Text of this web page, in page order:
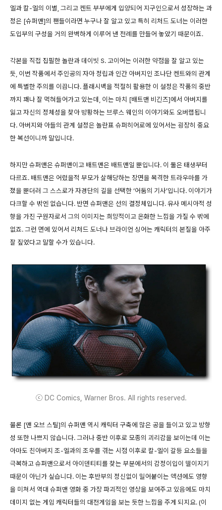
엘과 칼-엘의 이별, 그리고 켄트 부부에게 입양되어 지구인으로서 성장하는 과
정은 [슈퍼맨]의 팬들이라면 누구나 잘 알고 있고 특히 리처드 도너는 이러한
도입부의 구성을 거의 완벽하게 이루어 낸 전례를 만들어 놓았기 때문이죠.
각본을 직접 집필한 놀란과 데이빗 S. 고이어는 이러한 약점을 잘 알고 있는
듯, 이번 작품에서 주인공의 자아 정립과 인간 아버지인 조나단 켄트와의 관계
에 특별한 주의를 이끕니다. 플래시백을 적절히 활용한 이 설정은 작품의 중반
까지 꽤나 잘 먹혀들어가고 있는데, 이는 마치 [배트맨 비긴즈]에서 아버지를
잃고 자신의 정체성을 찾아 방황하는 브루스 웨인의 이야기와도 오버랩됩니
다. 아버지와 아들의 관계 설정은 놀란표 슈퍼히어로에 있어서는 굉장히 중요
한 복선이니까 말입니다.
하지만 슈퍼맨은 슈퍼맨이고 배트맨은 배트맨일 뿐입니다. 이 둘은 태생부터
다르죠. 배트맨은 어렸을적 부모가 살해당하는 장면을 목격한 트라우마를 가
졌을 뿐더러 그 스스로가 자경단의 길을 선택한 ‘어둠의 기사’입니다. 이야기가
다크할 수 밖엔 없습니다. 반면 슈퍼맨은 선의 결정체입니다. 유사 메시아적 성
향을 가진 구원자로서 그의 이미지는 희망적이고 온화한 느낌을 가질 수 밖에
없죠. 그런 면에 있어서 리처드 도너나 브라이언 싱어는 캐릭터의 본질을 아주
잘 짚었다고 말할 수가 있습니다.
ⓒ DC Comics, Warner Bros. All rights reserved.
물론 [맨 오브 스틸]의 슈퍼맨 역시 캐릭터 구축에 많은 공을 들이고 있고 방향
성 또한 나쁘지 않습니다. 그러나 중반 이후로 모종의 괴리감을 보이는데 이는
아마도 친아버지 조-엘과의 조우를 겪는 시점 이후로 칼-엘이 갈등 요소들을
극복하고 슈퍼맨으로서 아이덴티티를 찾는 부분에서의 감정이입이 떨이지기
때문이 아닌가 싶습니다. 이는 후반부의 정신없이 밀어붙이는 액션에도 영향
을 미쳐서 역대 슈퍼맨 영화 중 가장 파괴적인 영상을 보여주고 있음에도 마치
데미지 없는 게임 캐릭터들의 대전게임을 보는 듯한 느낌을 주게 되지요. (이